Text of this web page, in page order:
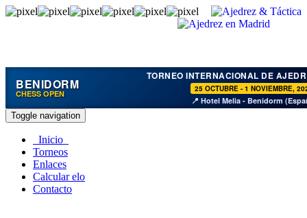
BENIDORM
CHESS OPEN
TORNEO INTERNACIONAL DE
25 OCTUBRE - 1 NOVIEMBRE,
📍 Hotel Melia - Benidorm
Toggle navigation
Inicio
Torneos
Enlaces
Calcular elo
Contacto